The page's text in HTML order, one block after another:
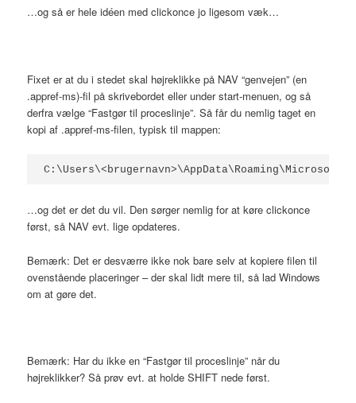
…og så er hele idéen med clickonce jo ligesom væk…
Fixet er at du i stedet skal højreklikke på NAV “genvejen” (en
.appref-ms)-fil på skrivebordet eller under start-menuen, og så
derfra vælge “Fastgør til proceslinje”. Så får du nemlig taget en
kopi af .appref-ms-filen, typisk til mappen:
…og det er det du vil. Den sørger nemlig for at køre clickonce
først, så NAV evt. lige opdateres.
Bemærk: Det er desværre ikke nok bare selv at kopiere filen til
ovenstående placeringer – der skal lidt mere til, så lad Windows
om at gøre det.
Bemærk: Har du ikke en “Fastgør til proceslinje” når du
højreklikker? Så prøv evt. at holde SHIFT nede først.